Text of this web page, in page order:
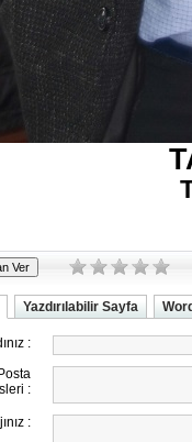
Yazdırılabilir Sayfa